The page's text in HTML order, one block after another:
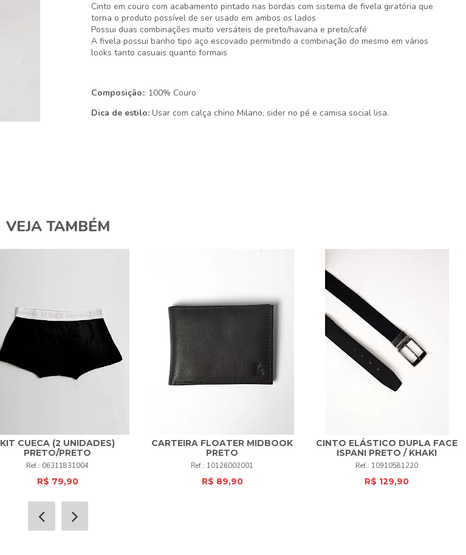
Cinto em couro com acabamento pintado nas bordas com sistema de fivela giratória que
torna o produto possível de ser usado em ambos os lados
Possui duas combinações muito versáteis de preto/havana e preto/café
A fivela possui banho tipo aço escovado permitindo a combinação do mesmo em vários
looks tanto casuais quanto formais
Composição:: 100% Couro
Dica de estilo: Usar com calça chino Milano, sider no pé e camisa social lisa.
VEJA TAMBÉM
M G EG +
COMPRAR
KIT CUECA (2 UNIDADES)
PRETO/PRETO
06311831004
R$ 79,90
UNI +
COMPRAR
CARTEIRA FLOATER MIDBOOK
PRETO
10126002001
R$ 89,90
P M G +
COMPRAR
CINTO ELÁSTICO DUPLA FACE
ISPANI PRETO / KHAKI
10910581220
R$ 129,90